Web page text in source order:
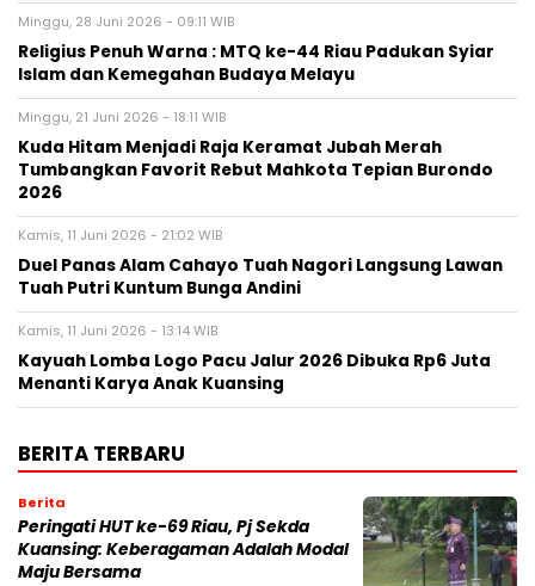
Minggu, 28 Juni 2026 - 09:11 WIB
Religius Penuh Warna : MTQ ke-44 Riau Padukan Syiar
Islam dan Kemegahan Budaya Melayu
Minggu, 21 Juni 2026 - 18:11 WIB
Kuda Hitam Menjadi Raja Keramat Jubah Merah
Tumbangkan Favorit Rebut Mahkota Tepian Burondo
2026
Kamis, 11 Juni 2026 - 21:02 WIB
Duel Panas Alam Cahayo Tuah Nagori Langsung Lawan
Tuah Putri Kuntum Bunga Andini
Kamis, 11 Juni 2026 - 13:14 WIB
Kayuah Lomba Logo Pacu Jalur 2026 Dibuka Rp6 Juta
Menanti Karya Anak Kuansing
BERITA TERBARU
Berita
Peringati HUT ke-69 Riau, Pj Sekda
Kuansing: Keberagaman Adalah Modal
Maju Bersama